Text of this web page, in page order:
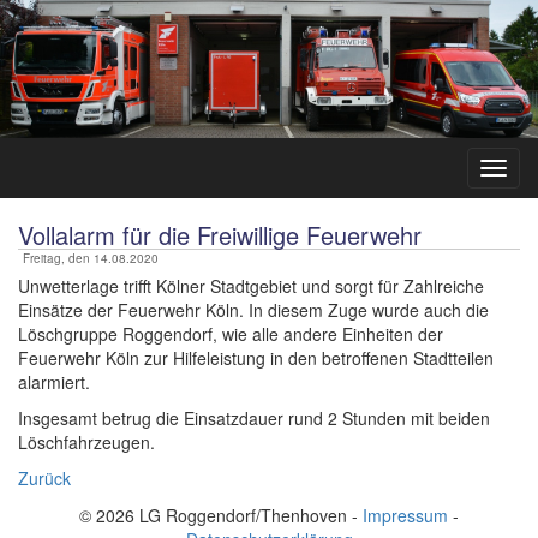
Vollalarm für die Freiwillige Feuerwehr
Freitag, den 14.08.2020
Unwetterlage trifft Kölner Stadtgebiet und sorgt für Zahlreiche
Einsätze der Feuerwehr Köln. In diesem Zuge wurde auch die
Löschgruppe Roggendorf, wie alle andere Einheiten der
Feuerwehr Köln zur Hilfeleistung in den betroffenen Stadtteilen
alarmiert.
Insgesamt betrug die Einsatzdauer rund 2 Stunden mit beiden
Löschfahrzeugen.
Zurück
© 2026 LG Roggendorf/Thenhoven - Impressum -